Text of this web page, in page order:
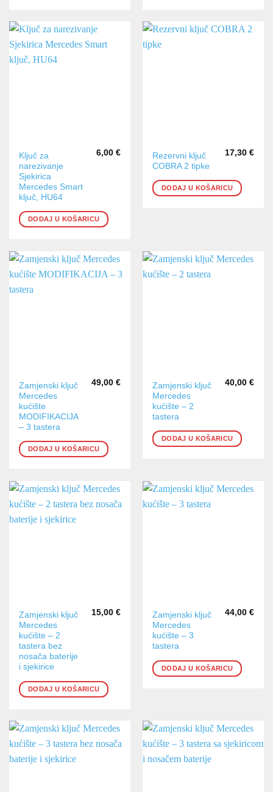
Ključ za
narezivanje
Sjekirica
Mercedes Smart
ključ, HU64
6,00 €
DODAJ U KOŠARICU
Rezervni ključ
COBRA 2 tipke
17,30 €
DODAJ U KOŠARICU
Zamjenski ključ
Mercedes
kućište
MODIFIKACIJA
– 3 tastera
49,00 €
DODAJ U KOŠARICU
Zamjenski ključ
Mercedes
kućište – 2
tastera
40,00 €
DODAJ U KOŠARICU
Zamjenski ključ
Mercedes
kućište – 2
tastera bez
nosača baterije
i sjekirice
15,00 €
DODAJ U KOŠARICU
Zamjenski ključ
Mercedes
kućište – 3
tastera
44,00 €
DODAJ U KOŠARICU